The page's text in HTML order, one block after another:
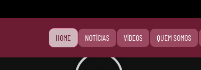
HOME NOTÍCIAS VÍDEOS QUEM SOMOS